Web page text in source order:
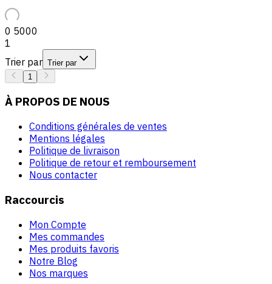
0 5000
1
Trier par Trier par
1
À PROPOS DE NOUS
Conditions générales de ventes
Mentions légales
Politique de livraison
Politique de retour et remboursement
Nous contacter
Raccourcis
Mon Compte
Mes commandes
Mes produits favoris
Notre Blog
Nos marques